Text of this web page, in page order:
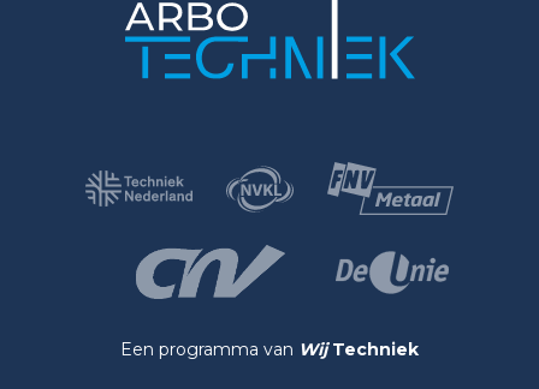
Een programma van Wij Techniek